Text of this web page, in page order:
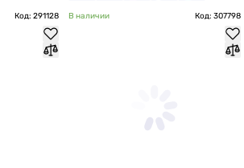
Код: 291128 В наличии Код: 307798